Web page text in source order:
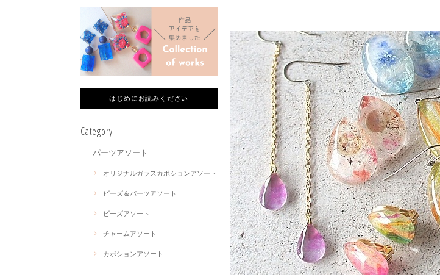
はじめにお読みください
Category
パーツアソート
オリジナルガラスカボションアソート
ビーズ＆パーツアソート
ビーズアソート
チャームアソート
カボションアソート